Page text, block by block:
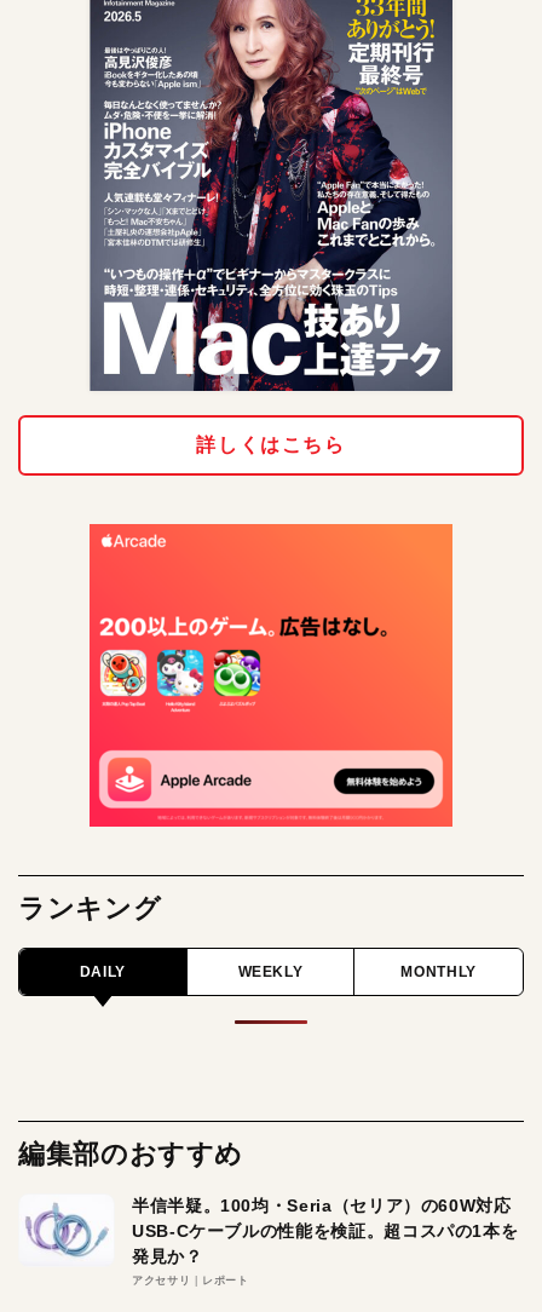
詳しくはこちら
ランキング
DAILY WEEKLY MONTHLY
編集部のおすすめ
半信半疑。100均・Seria（セリア）の60W対応
USB-Cケーブルの性能を検証。超コスパの1本を
発見か？
アクセサリ レポート